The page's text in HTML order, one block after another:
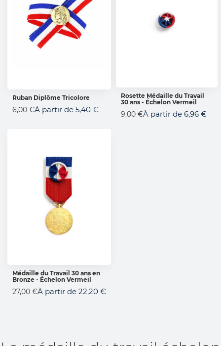
AJOUTER AU PANIER
Ruban Diplôme Tricolore
6,00 €À partir de 5,40 €
AJOUTER AU PANIER
Rosette Médaille du Travail
30 ans - Échelon Vermeil
9,00 €À partir de 6,96 €
AJOUTER AU PANIER
Médaille du Travail 30 ans en
Bronze - Échelon Vermeil
27,00 €À partir de 22,20 €